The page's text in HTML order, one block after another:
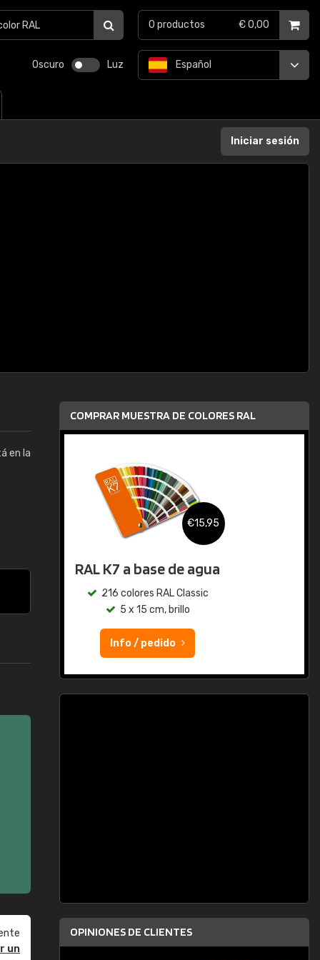
Oscuro Luz Español
0 productos € 0,00
Iniciar sesión
en la
un
COMPRAR MUESTRA DE COLORES RAL
€15,95
RAL K7
216 colores RAL Classic
5 x 15 cm, brillo
Info / pedido
OPINIONES DE CLIENTES